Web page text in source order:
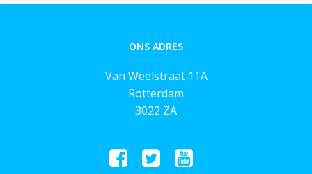
ONS ADRES
Van Weelstraat 11A
Rotterdam
3022 ZA